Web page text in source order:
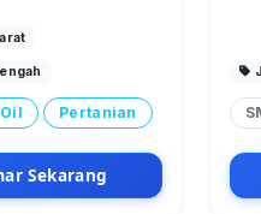
Pertanian
Sekarang